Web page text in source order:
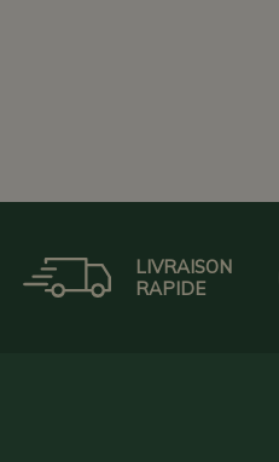
LIVRAISON
RAPIDE